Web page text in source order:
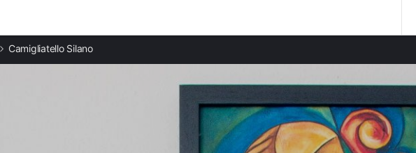
Apartamentos en Cosenza
Apartamentos en Paula
Camigliatello Silano